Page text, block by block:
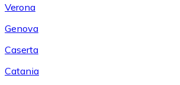
Verona
Genova
Caserta
Catania